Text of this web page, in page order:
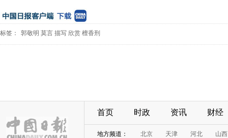
标签： 郭敬明 莫言 描写 欣赏 檀香刑
首页 时政 资讯 财经
地方频道： 北京 天津 河北
山西